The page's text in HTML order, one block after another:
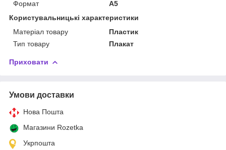
Формат
A5
Користувальницькі характеристики
Матеріал товару
Пластик
Тип товару
Плакат
Приховати
Умови доставки
Нова Пошта
Магазини Rozetka
Укрпошта